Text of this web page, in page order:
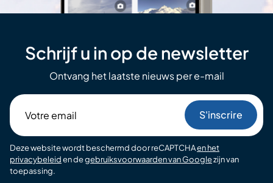
Schrijf u in op de newsletter
Ontvang het laatste nieuws per e-mail
email
Deze website wordt beschermd door reCAPTCHAen het
privacybeleiden degebruiksvoorwaarden van Googlezijn van
toepassing.